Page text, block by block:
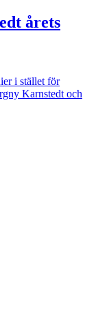
årets
i stället för
Karnstedt och